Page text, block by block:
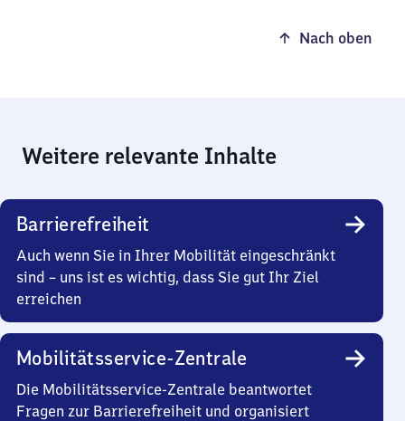
Nach oben
Weitere relevante Inhalte
Barrierefreiheit
Auch wenn Sie in Ihrer Mobilität eingeschränkt
sind – uns ist es wichtig, dass Sie gut Ihr Ziel
erreichen
Mobilitätsservice-Zentrale
Die Mobilitätsservice-Zentrale beantwortet
Fragen zur Barrierefreiheit und organisiert